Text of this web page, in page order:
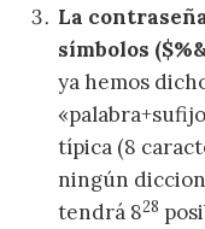
La
símbolos
ya hemos
típica (8
ningún
tendrá 828